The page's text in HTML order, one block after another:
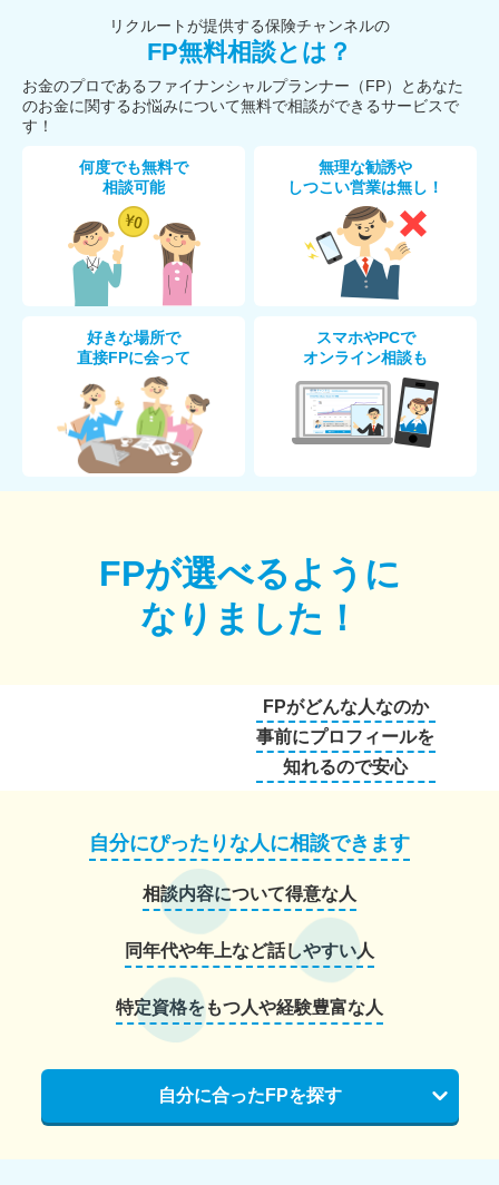
リクルートが提供する保険チャンネルの
FP無料相談とは？
お金のプロであるファイナンシャルプランナー（FP）とあなた
のお金に関するお悩みについて無料で相談ができるサービスで
す！
何度でも無料で
相談可能
無理な勧誘や
しつこい営業は無し！
好きな場所で
直接FPに会って
スマホやPCで
オンライン相談も
FPが選べるように
なりました！
FPがどんな人なのか
事前にプロフィールを
知れるので安心
自分にぴったりな人に相談できます
相談内容について得意な人
同年代や年上など話しやすい人
特定資格をもつ人や経験豊富な人
自分に合ったFPを探す